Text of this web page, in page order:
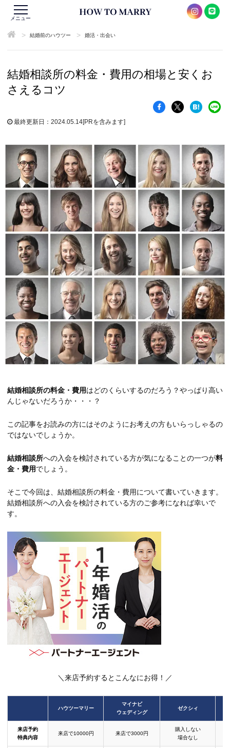
メニュー
> 結婚前のハウツー > 婚活・出会い
結婚相談所の料金・費用の相場と安くお
さえるコツ
最終更新日：2024.05.14[PRを含みます]
結婚相談所の料金・費用はどのくらいするのだろう？やっぱり高い
んじゃないだろうか・・・？
この記事をお読みの方にはそのようにお考えの方もいらっしゃるの
ではないでしょうか。
結婚相談所への入会を検討されている方が気になることの一つが料
金・費用でしょう。
そこで今回は、結婚相談所の料金・費用について書いていきます。
結婚相談所への入会を検討されている方のご参考になれば幸いで
す。
＼来店予約するとこんなにお得！／
ハウツーマリー
マイナビ
ウェディング
ゼクシィ
来店予約
特典内容
来店で10000円 来店で3000円
購入しない
場合なし